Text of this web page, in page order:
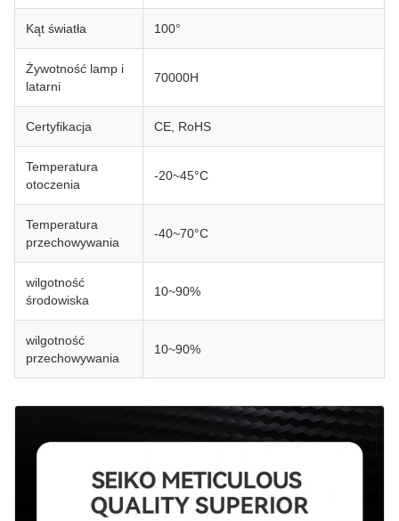
Kąt światła 100°
Żywotność lamp i
latarni
70000H
Certyfikacja CE, RoHS
Temperatura
otoczenia
-20~45°C
Temperatura
przechowywania
-40~70°C
wilgotność
środowiska
10~90%
wilgotność
przechowywania
10~90%